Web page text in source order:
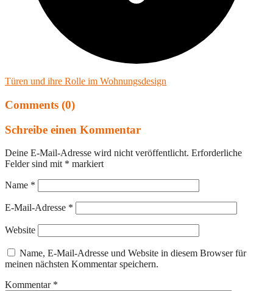
Türen und ihre Rolle im Wohnungsdesign
Comments (0)
Schreibe einen Kommentar
Deine E-Mail-Adresse wird nicht veröffentlicht. Erforderliche
Felder sind mit * markiert
Name *
E-Mail-Adresse *
Website
Name, E-Mail-Adresse und Website in diesem Browser für
meinen nächsten Kommentar speichern.
Kommentar *